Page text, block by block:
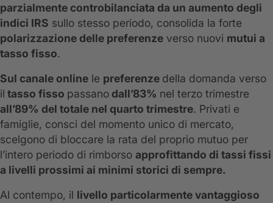
parzialmente controbilanciata da un aumento degli
indici IRS sullo stesso periodo, consolida la forte
polarizzazione delle preferenze verso nuovi mutui a
tasso fisso.
Sul canale online le preferenze della domanda verso
il tasso fisso passanodall’83% nel terzo trimestre
all’89% del totale nel quarto trimestre. Privati e
famiglie, consci del momento unico di mercato,
scelgono di bloccare la rata del proprio mutuo per
l’intero periodo di rimborso approfittando di tassi fissi
a livelli prossimi ai minimi storici di sempre.
Al contempo, il livello particolarmente vantaggioso